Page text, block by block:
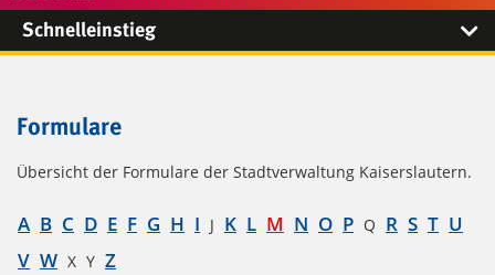
Schnelleinstieg
Formulare
Übersicht der Formulare der Stadtverwaltung Kaiserslautern.
A B C D E F G H I J K L M N O P Q R S T U
V W X Y Z